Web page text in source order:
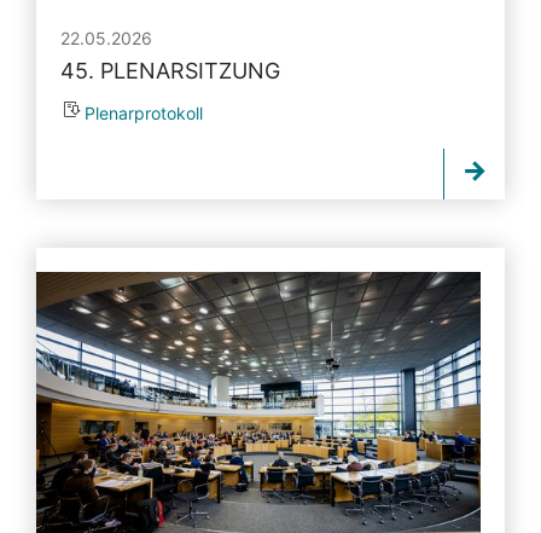
22.05.2026
45. PLENARSITZUNG
Plenarprotokoll